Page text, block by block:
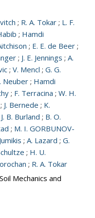
; R. A. Tokar ; L. F.
; Hamdi
; E. E. de Beer ;
; J. E. Jennings ; A.
; V. Mencl ; G. G.
Neuber; Hamdi
; F. Terracina ; W. H.
; J. Bernede ; K.
J. B. Burland ; B. O.
; M. I. GORBUNOV-
; A. Lazard ; G.
; H. U.
; R. A. Tokar
Mechanics and